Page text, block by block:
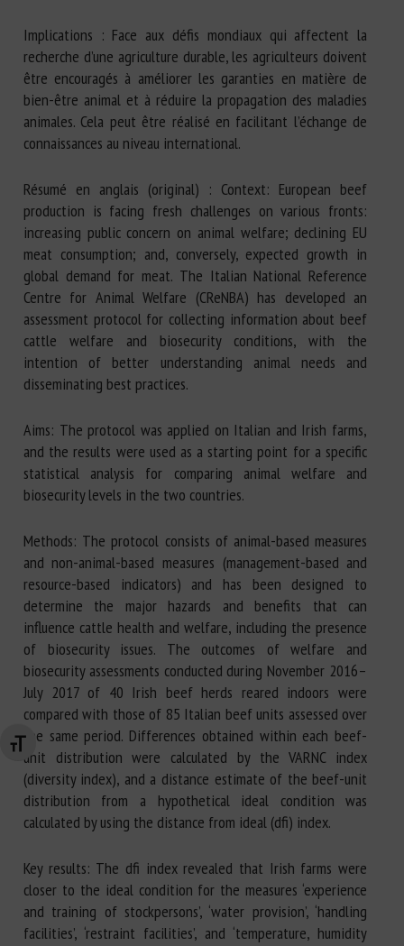
Changer la taille de la police
Implications : Face aux défis mondiaux qui affectent la
recherche d’une agriculture durable, les agriculteurs doivent
être encouragés à améliorer les garanties en matière de
bien-être animal et à réduire la propagation des maladies
animales. Cela peut être réalisé en facilitant l’échange de
connaissances au niveau international.
Résumé en anglais (original) : Context: European beef
production is facing fresh challenges on various fronts:
increasing public concern on animal welfare; declining EU
meat consumption; and, conversely, expected growth in
global demand for meat. The Italian National Reference
Centre for Animal Welfare (CReNBA) has developed an
assessment protocol for collecting information about beef
cattle welfare and biosecurity conditions, with the
intention of better understanding animal needs and
disseminating best practices.
Aims: The protocol was applied on Italian and Irish farms,
and the results were used as a starting point for a specific
statistical analysis for comparing animal welfare and
biosecurity levels in the two countries.
Methods: The protocol consists of animal-based measures
and non-animal-based measures (management-based and
resource-based indicators) and has been designed to
determine the major hazards and benefits that can
influence cattle health and welfare, including the presence
of biosecurity issues. The outcomes of welfare and
biosecurity assessments conducted during November 2016–
July 2017 of 40 Irish beef herds reared indoors were
compared with those of 85 Italian beef units assessed over
the same period. Differences obtained within each beef-
unit distribution were calculated by the VARNC index
(diversity index), and a distance estimate of the beef-unit
distribution from a hypothetical ideal condition was
calculated by using the distance from ideal (dfi) index.
Key results: The dfi index revealed that Irish farms were
closer to the ideal condition for the measures ‘experience
and training of stockpersons’, ‘water provision’, ‘handling
facilities’, ‘restraint facilities’, and ‘temperature, humidity